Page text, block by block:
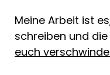
Meine Arbeit ist
schreiben und
euch